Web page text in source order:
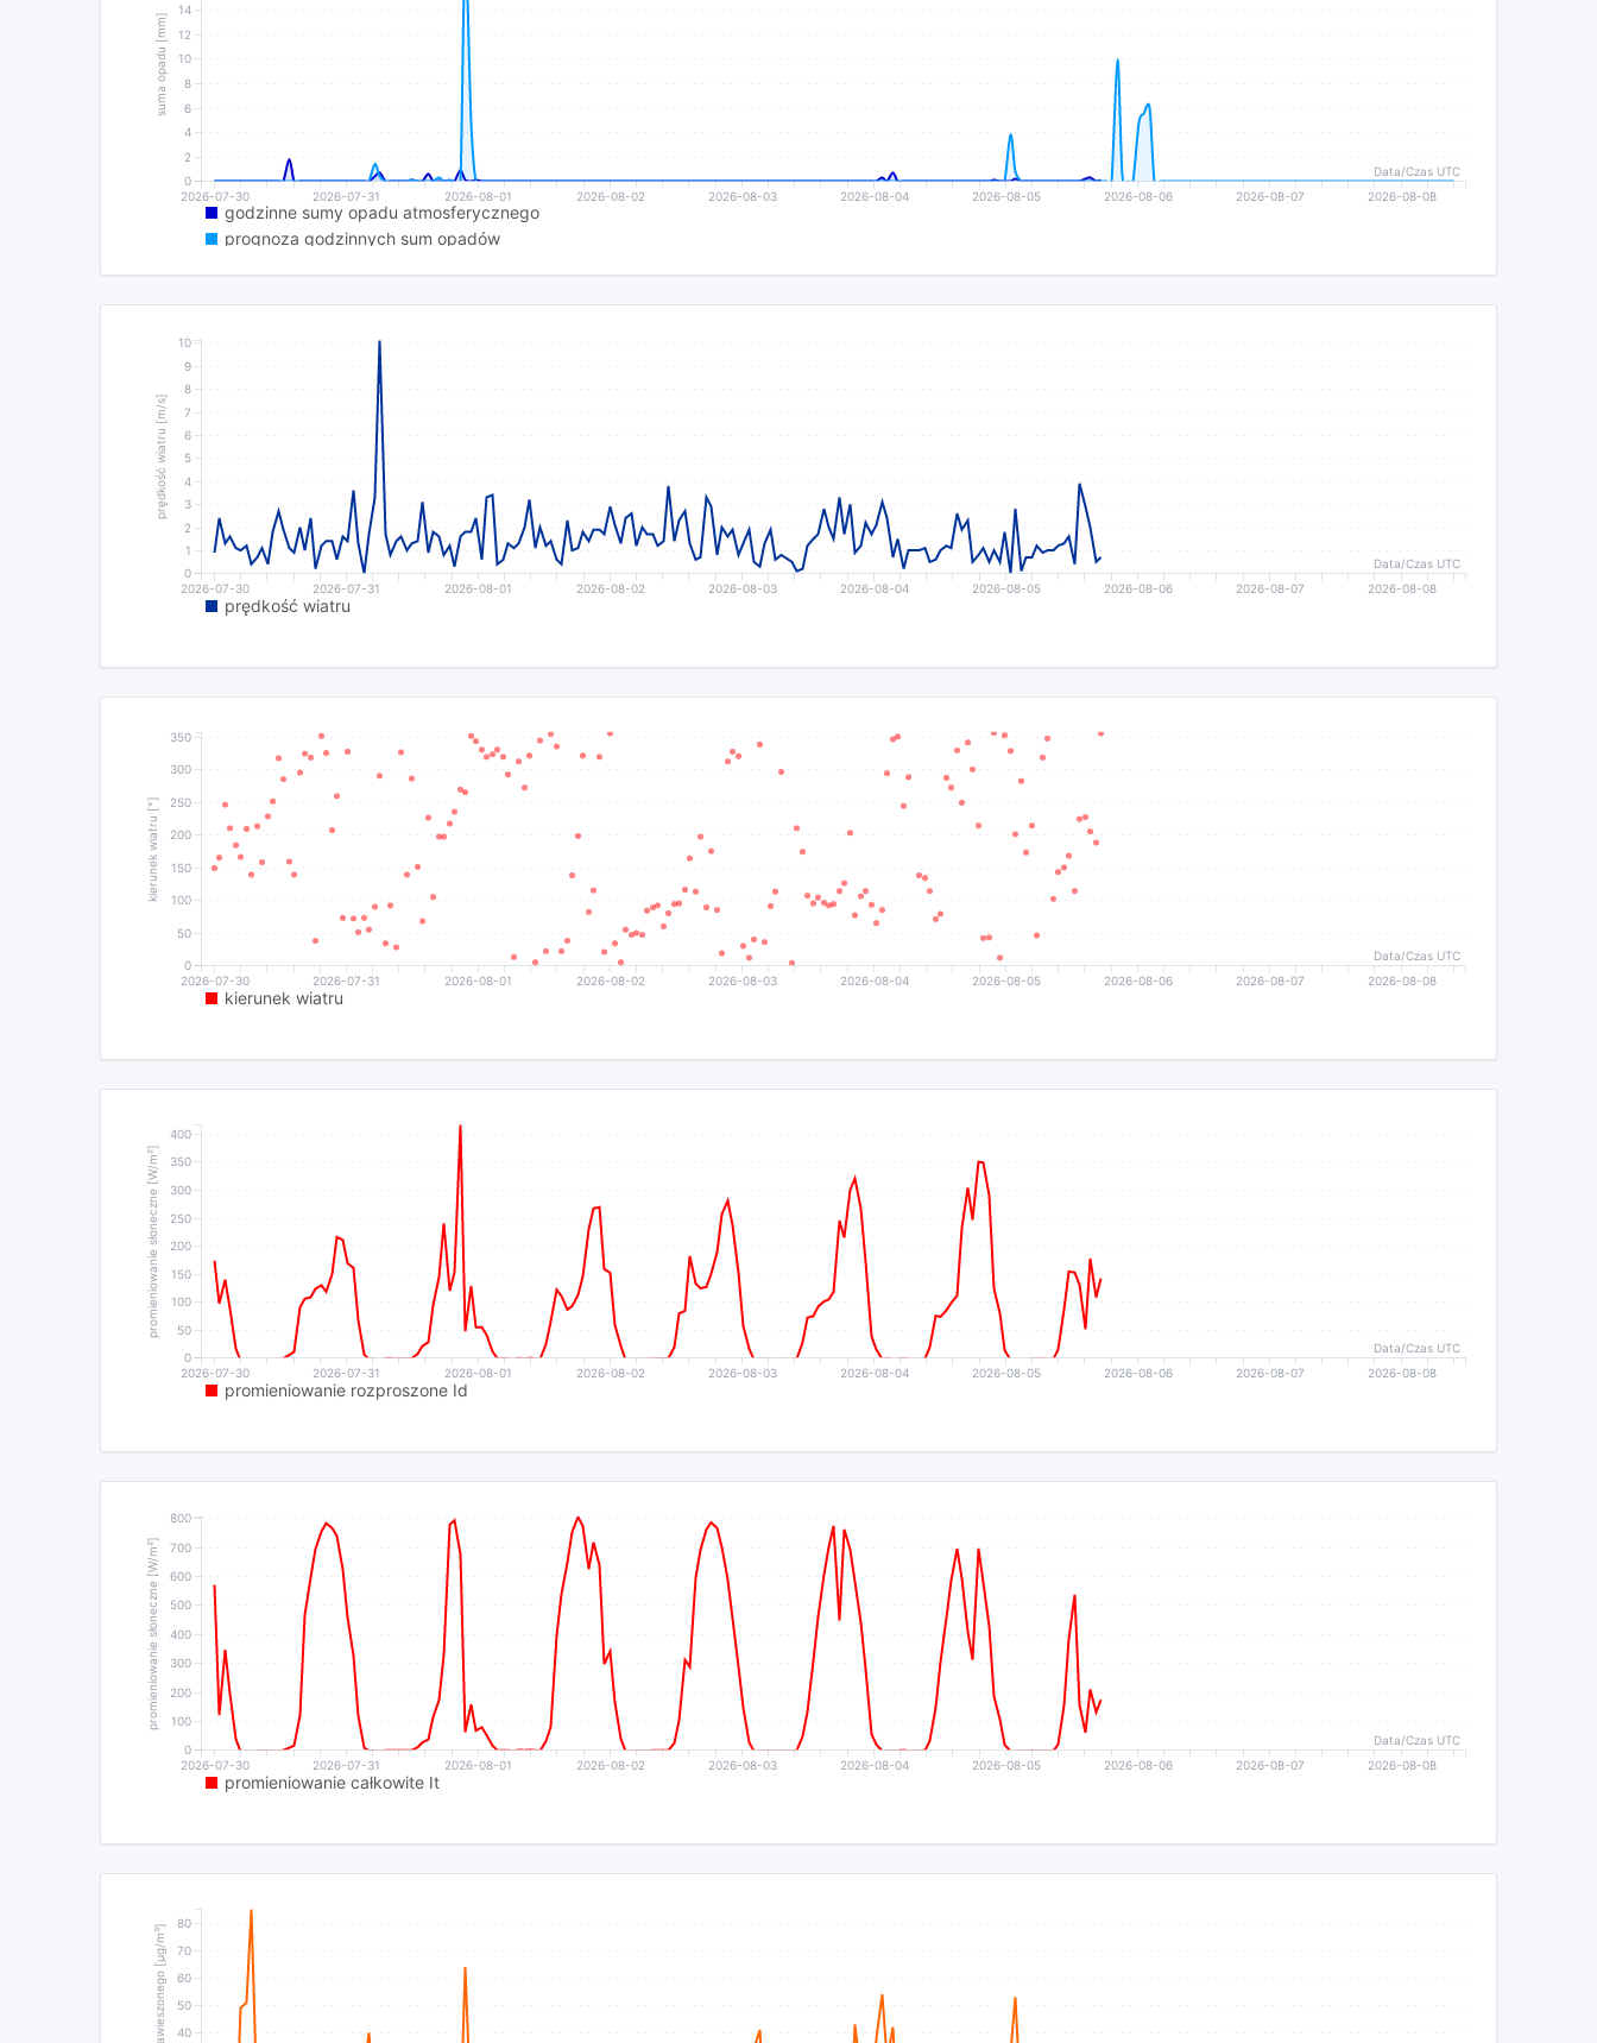
Data/Czas UTC
2026-07-30 2026-07-31 2026-08-01 2026-08-02 2026-08-03 2026-08-04 2026-08-05 2026-08-06 2026-08-07 2026-08-08
suma opadu [mm]
0
2
4
6
8
10
12
14
godzinne sumy opadu atmosferycznego
prognoza godzinnych sum opadów
Data/Czas UTC
2026-07-30 2026-07-31 2026-08-01 2026-08-02 2026-08-03 2026-08-04 2026-08-05 2026-08-06 2026-08-07 2026-08-08
prędkość wiatru [m/s]
0
1
2
3
4
5
6
7
8
9
10
prędkość wiatru
Data/Czas UTC
2026-07-30 2026-07-31 2026-08-01 2026-08-02 2026-08-03 2026-08-04 2026-08-05 2026-08-06 2026-08-07 2026-08-08
kierunek wiatru [°]
0
50
100
150
200
250
300
350
kierunek wiatru
Data/Czas UTC
2026-07-30 2026-07-31 2026-08-01 2026-08-02 2026-08-03 2026-08-04 2026-08-05 2026-08-06 2026-08-07 2026-08-08
promieniowanie słoneczne [W/m²]
0
50
100
150
200
250
300
350
400
promieniowanie rozproszone Id
Data/Czas UTC
2026-07-30 2026-07-31 2026-08-01 2026-08-02 2026-08-03 2026-08-04 2026-08-05 2026-08-06 2026-08-07 2026-08-08
promieniowanie słoneczne [W/m²]
0
100
200
300
400
500
600
700
800
promieniowanie całkowite It
40
50
60
70
80